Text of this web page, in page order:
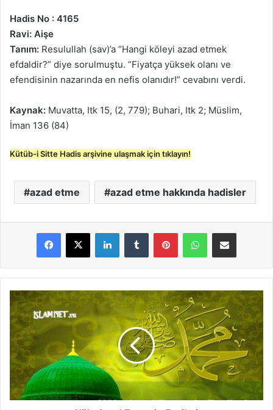
Hadis No : 4165
Ravi: Aişe
Tanım: Resulullah (sav)’a “Hangi köleyi azad etmek
efdaldir?” diye sorulmuştu. “Fiyatça yüksek olanı ve
efendisinin nazarında en nefis olanıdır!” cevabını verdi.
Kaynak: Muvatta, Itk 15, (2, 779); Buhari, Itk 2; Müslim,
İman 136 (84)
Kütüb-i Sitte Hadis arşivine ulaşmak için tıklayın!
azad etme azad etme hakkında hadisler
E